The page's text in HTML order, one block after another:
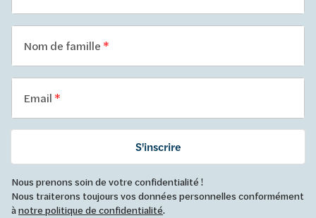
Nom de famille
Email
S'inscrire
Nous prenons soin de votre confidentialité !
Nous traiterons toujours vos données personnelles conformément
ànotre politique de confidentialité.